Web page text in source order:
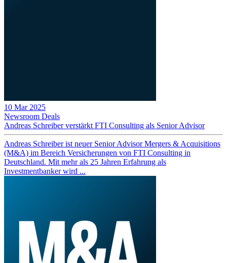
10 Mar 2025
Newsroom Deals
Andreas Schreiber verstärkt FTI Consulting als Senior Advisor
Andreas Schreiber ist neuer Senior Advisor Mergers & Acquisitions
(M&A) im Bereich Versicherungen von FTI Consulting in
Deutschland. Mit mehr als 25 Jahren Erfahrung als
Investmentbanker wird ...